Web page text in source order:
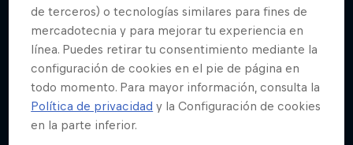
de terceros) o tecnologías similares para fines de
mercadotecnia y para mejorar tu experiencia en
línea. Puedes retirar tu consentimiento mediante la
configuración de cookies en el pie de página en
todo momento. Para mayor información, consulta la
Política de privacidad y la Configuración de cookies
en la parte inferior.